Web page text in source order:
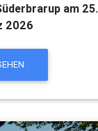
am 25.
2026